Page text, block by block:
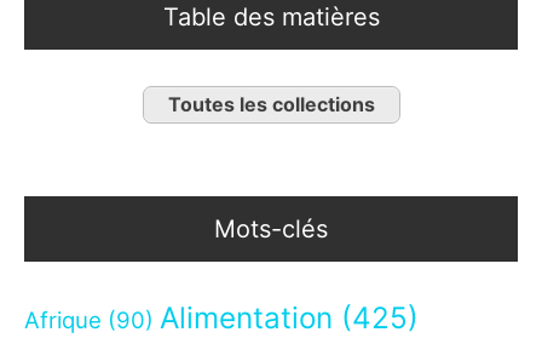
Table des matières
Toutes les collections
Mots-clés
Afrique (90) Alimentation (425)